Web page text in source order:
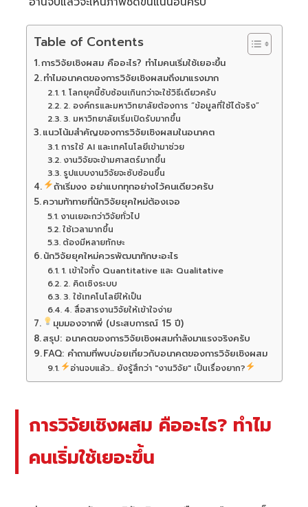
Table of Contents
การวิจัยเชิงผสม คืออะไร? ทำไมคนเริ่มใช้เยอะขึ้น
ทำไมอนาคตของการวิจัยเชิงผสมถึงมาแรงมาก
1. โลกยุคนี้ซับซ้อนเกินกว่าจะใช้วิธีเดียวครับ
2. องค์กรและมหาวิทยาลัยต้องการ “ข้อมูลที่ใช้ได้จริง”
3. มหาวิทยาลัยเริ่มเปิดรับมากขึ้น
แนวโน้มสำคัญของการวิจัยเชิงผสมในอนาคต
การใช้ AI และเทคโนโลยีเข้ามาช่วย
งานวิจัยจะข้ามศาสตร์มากขึ้น
รูปแบบงานวิจัยจะซับซ้อนขึ้น
ถ้าเริ่มงง อย่าแบกทุกอย่างไว้คนเดียวครับ
ความท้าทายที่นักวิจัยยุคใหม่ต้องเจอ
งานเยอะกว่าวิจัยทั่วไป
ใช้เวลามากขึ้น
ต้องมีหลายทักษะ
นักวิจัยยุคใหม่ควรพัฒนาทักษะอะไร
1. เข้าใจทั้ง Quantitative และ Qualitative
2. คิดเชิงระบบ
3. ใช้เทคโนโลยีให้เป็น
4. สื่อสารงานวิจัยให้เข้าใจง่าย
มุมมองจากพี่ (ประสบการณ์ 15 ปี)
สรุป: อนาคตของการวิจัยเชิงผสมกำลังมาแรงจริงครับ
FAQ: คำถามที่พบบ่อยเกี่ยวกับอนาคตของการวิจัยเชิงผสม
อ่านจบแล้ว... ยังรู้สึกว่า "งานวิจัย" เป็นเรื่องยาก?
การวิจัยเชิงผสม คืออะไร? ทำไม
คนเริ่มใช้เยอะขึ้น